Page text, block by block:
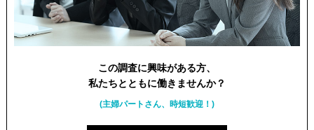
この調査に興味がある方、
私たちとともに働きませんか？
(主婦パートさん、時短歓迎！)